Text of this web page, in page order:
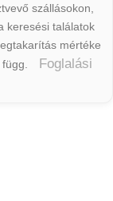
szállásokon,
keresési találatok
mértéke
Foglalási